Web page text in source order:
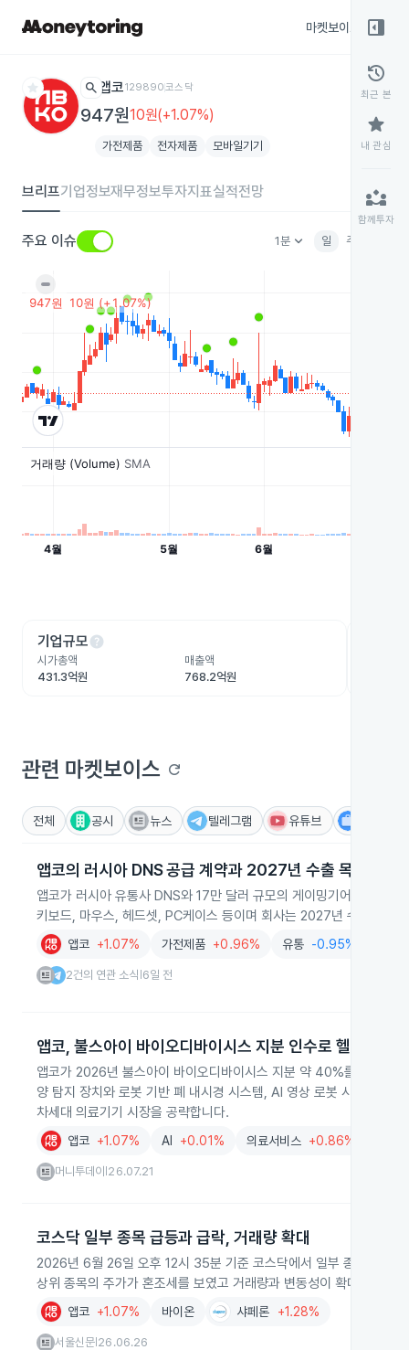
마켓보이스
star search 앱코129890코스닥
947원10원(+1.07%)
가전제품 전자제품 모바일기기
브리프기업정보재무정보투자지표실적전망
주요 이슈 1분keyboard_arrow_down 일 주
기업규모help
시가총액
431.3억원
매출액
768.2억원
관련 마켓보이스 refresh
전체 공시 뉴스 텔레그램 유튜브
앱코의 러시아 DNS 공급 계약과 2027년 수출 목표
앱코가 러시아 유통사 DNS와 17만 달러 규모의 게이밍기어 공급 계
키보드, 마우스, 헤드셋, PC케이스 등이며 회사는 2027년 수출 목표
앱코 +1.07% 가전제품 +0.96% 유통 -0.95%
2건의 연관 소식 6일 전
앱코, 불스아이 바이오디바이시스 지분 인수로 헬스케어
앱코가 2026년 불스아이 바이오디바이시스 지분 약 40%를 인수하
양 탐지 장치와 로봇 기반 폐 내시경 시스템, AI 영상 로봇 시스템 등
차세대 의료기기 시장을 공략합니다.
앱코 +1.07% AI +0.01% 의료서비스 +0.86%
머니투데이 26.07.21
코스닥 일부 종목 급등과 급락, 거래량 확대
2026년 6월 26일 오후 12시 35분 기준 코스닥에서 일부 종목이 두
상위 종목의 주가가 혼조세를 보였고 거래량과 변동성이 확대되었습
앱코 +1.07% 바이온 샤페론 +1.28%
서울신문 26.06.26
right_panel_open
history
최근 본
star
내 관심
partner_exchange
함께투자